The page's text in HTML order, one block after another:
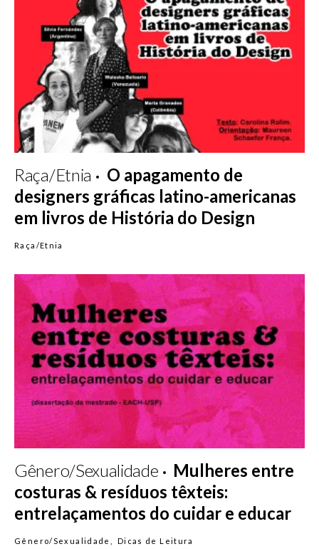
Raça/Etnia
O apagamento de
designers gráficas latino-americanas
em livros de História do Design
Raça/Etnia
Gênero/Sexualidade
Mulheres entre
costuras & resíduos têxteis:
entrelaçamentos do cuidar e educar
Gênero/Sexualidade Dicas de Leitura